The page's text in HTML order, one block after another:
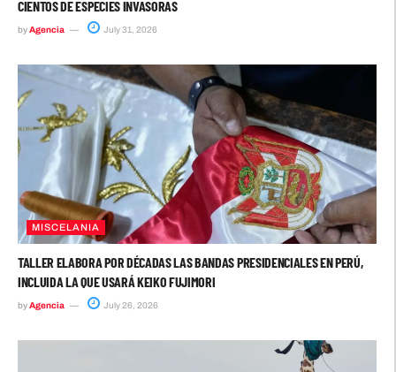
CIENTOS DE ESPECIES INVASORAS
byAgencia July 31, 2026
MISCELANIA
TALLER ELABORA POR DÉCADAS LAS BANDAS PRESIDENCIALES EN PERÚ,
INCLUIDA LA QUE USARÁ KEIKO FUJIMORI
byAgencia July 26, 2026